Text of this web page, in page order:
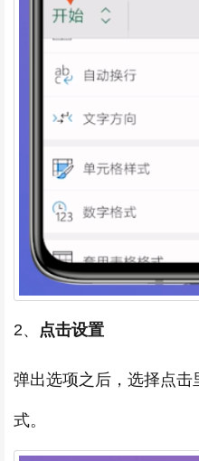
2、 点击设置
弹出选项之后，选择点
式。